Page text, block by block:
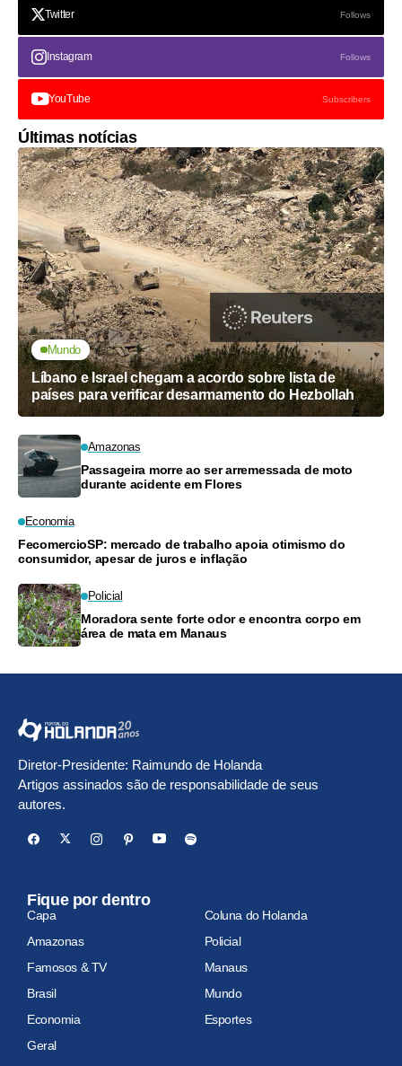
Twitter Follows
Instagram Follows
YouTube Subscribers
Últimas notícias
Mundo
Líbano e Israel chegam a acordo sobre lista de
países para verificar desarmamento do Hezbollah
Amazonas
Passageira morre ao ser arremessada de moto
durante acidente em Flores
Economia
FecomercioSP: mercado de trabalho apoia otimismo do
consumidor, apesar de juros e inflação
Policial
Moradora sente forte odor e encontra corpo em
área de mata em Manaus
Diretor-Presidente: Raimundo de Holanda
Artigos assinados são de responsabilidade de seus
autores.
Fique por dentro
Capa
Coluna do Holanda
Amazonas
Policial
Famosos & TV
Manaus
Brasil
Mundo
Economia
Esportes
Geral